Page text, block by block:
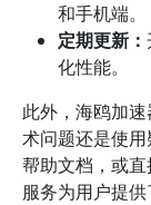
和手机端。
定期更新：
化性能。
此外，海鸥加速
术问题还是使
帮助文档，或
服务为用户提供